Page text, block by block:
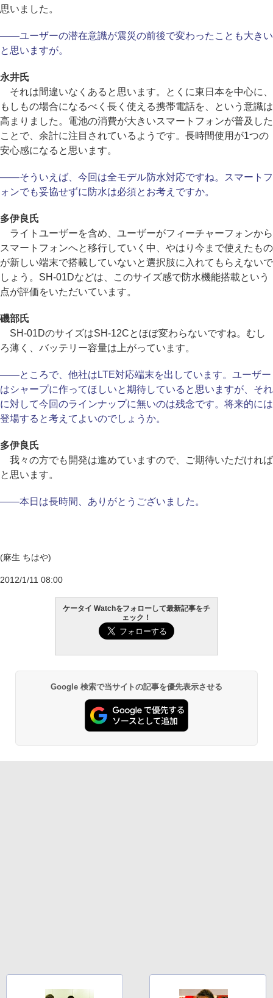
思いました。
――ユーザーの潜在意識が震災の前後で変わったことも大きい
と思いますが。
永井氏
それは間違いなくあると思います。とくに東日本を中心に、
もしもの場合になるべく長く使える携帯電話を、という意識は
高まりました。電池の消費が大きいスマートフォンが普及した
ことで、余計に注目されているようです。長時間使用が1つの
安心感になると思います。
――そういえば、今回は全モデル防水対応ですね。スマートフ
ォンでも妥協せずに防水は必須とお考えですか。
多伊良氏
ライトユーザーを含め、ユーザーがフィーチャーフォンから
スマートフォンへと移行していく中、やはり今まで使えたもの
が新しい端末で搭載していないと選択肢に入れてもらえないで
しょう。SH-01Dなどは、このサイズ感で防水機能搭載という
点が評価をいただいています。
磯部氏
SH-01DのサイズはSH-12Cとほぼ変わらないですね。むし
ろ薄く、バッテリー容量は上がっています。
――ところで、他社はLTE対応端末を出しています。ユーザー
はシャープに作ってほしいと期待していると思いますが、それ
に対して今回のラインナップに無いのは残念です。将来的には
登場すると考えてよいのでしょうか。
多伊良氏
我々の方でも開発は進めていますので、ご期待いただければ
と思います。
――本日は長時間、ありがとうございました。
(麻生 ちはや)
2012/1/11 08:00
ケータイ Watchをフォローして最新記事をチ
ェック！
Google 検索で当サイトの記事を優先表示させる